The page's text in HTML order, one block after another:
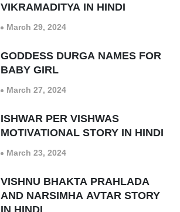
VIKRAMADITYA IN HINDI
March 29, 2024
GODDESS DURGA NAMES FOR
BABY GIRL
March 27, 2024
ISHWAR PER VISHWAS
MOTIVATIONAL STORY IN HINDI
March 23, 2024
VISHNU BHAKTA PRAHLADA
AND NARSIMHA AVTAR STORY